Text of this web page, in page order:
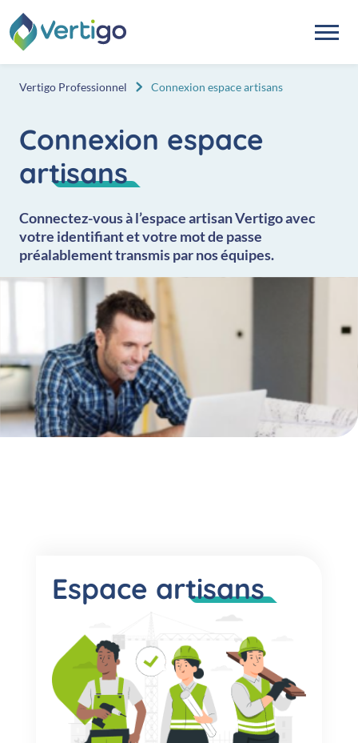
Aller au contenu
Vertigo Professionnel Connexion espace artisans
Connexion espace
artisans
Connectez-vous à l’espace artisan Vertigo avec
votre identifiant et votre mot de passe
préalablement transmis par nos équipes.
Espace artisans